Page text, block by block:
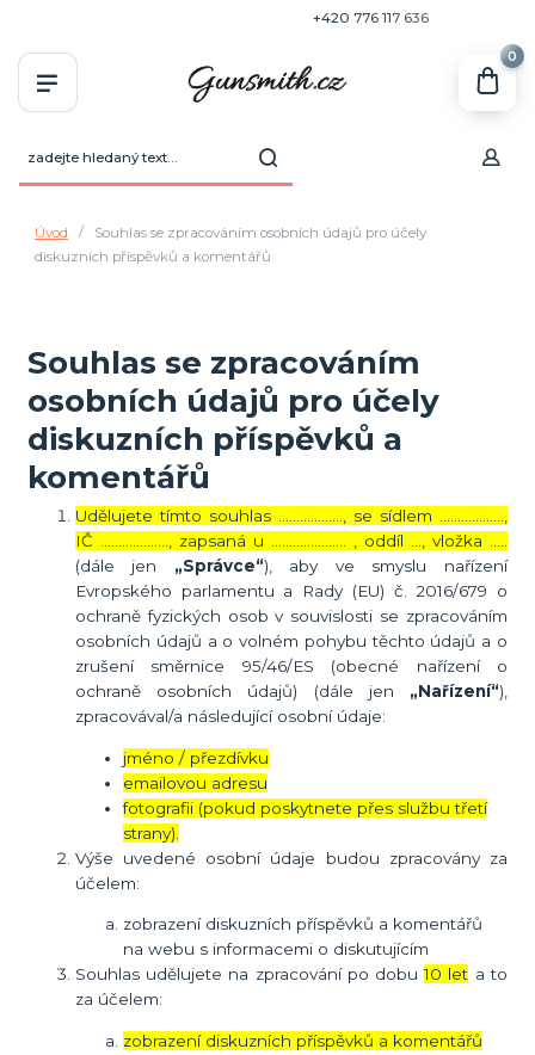
+420 776 117 636
0
Úvod
Souhlas se zpracováním osobních údajů pro účely
diskuzních příspěvků a komentářů
Souhlas se zpracováním
osobních údajů pro účely
diskuzních příspěvků a
komentářů
Udělujete tímto souhlas ……………..., se sídlem ………………,
IČ ………………., zapsaná u ………………… , oddíl …, vložka …..
(dále jen „Správce“), aby ve smyslu nařízení
Evropského parlamentu a Rady (EU) č. 2016/679 o
ochraně fyzických osob v souvislosti se zpracováním
osobních údajů a o volném pohybu těchto údajů a o
zrušení směrnice 95/46/ES (obecné nařízení o
ochraně osobních údajů) (dále jen „Nařízení“),
zpracovával/a následující osobní údaje:
jméno / přezdívku
emailovou adresu
fotografii (pokud poskytnete přes službu třetí
strany).
Výše uvedené osobní údaje budou zpracovány za
účelem:
zobrazení diskuzních příspěvků a komentářů
na webu s informacemi o diskutujícím
Souhlas udělujete na zpracování po dobu10 let a to
za účelem:
zobrazení diskuzních příspěvků a komentářů